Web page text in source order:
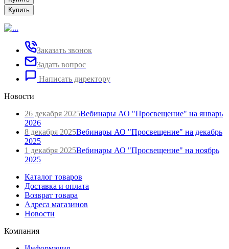
Купить
Заказать звонок
Задать вопрос
Написать директору
Новости
26 декабря 2025Вебинары АО "Просвещение" на январь
2026
8 декабря 2025Вебинары АО "Просвещение" на декабрь
2025
1 декабря 2025Вебинары АО "Просвещение" на ноябрь
2025
Каталог товаров
Доставка и оплата
Возврат товара
Адреса магазинов
Новости
Компания